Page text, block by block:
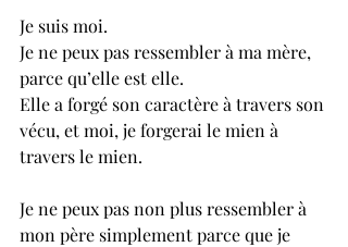
Je suis moi.
Je ne peux pas ressembler à ma mère,
parce qu’elle est elle.
Elle a forgé son caractère à travers son
vécu, et moi, je forgerai le mien à
travers le mien.
Je ne peux pas non plus ressembler à
mon père simplement parce que je